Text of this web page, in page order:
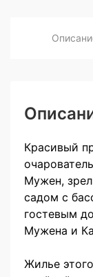
Красивый
Мужен,
садом с
гостевым
Мужена и
Жилье